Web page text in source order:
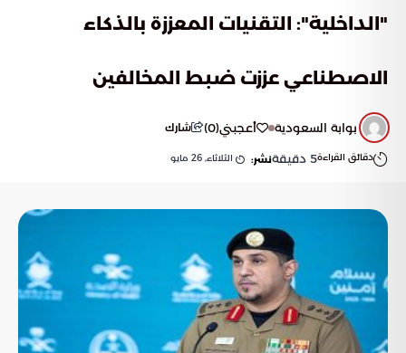
"الداخلية": التقنيات المعززة بالذكاء
الاصطناعي عززت ضبط المخالفين
بوابة السعودية أعجبني(
0
) شارك
دقائق القراءة5 دقيقةنشر: الثلاثاء, 26 مايو